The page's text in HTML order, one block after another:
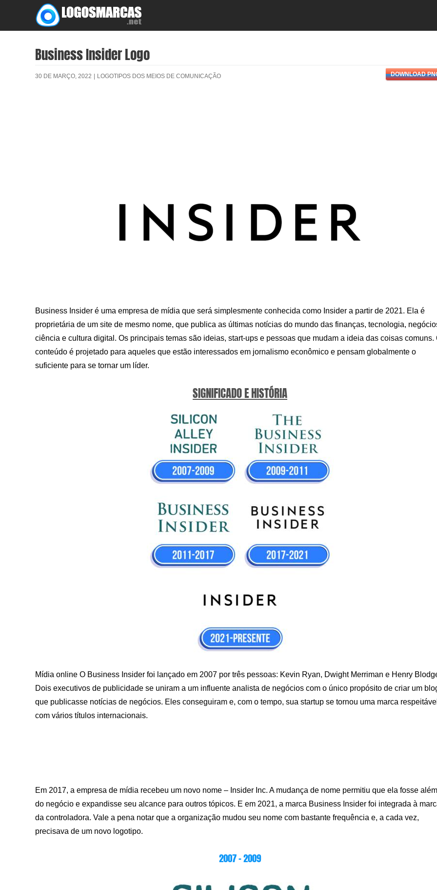
content
Business Insider Logo
30 DE MARÇO, 2022 | LOGOTIPOS DOS MEIOS DE COMUNICAÇÃO DOWNLOAD
Business Insider é uma empresa de mídia que será simplesmente conhecida como Insider a partir de 2021. Ela é
proprietária de um site de mesmo nome, que publica as últimas notícias do mundo das finanças, tecnologia,
ciência e cultura digital. Os principais temas são ideias, start-ups e pessoas que mudam a ideia das coisas comuns.
conteúdo é projetado para aqueles que estão interessados ​​em jornalismo econômico e pensam globalmente o
suficiente para se tornar um líder.
SIGNIFICADO E HISTÓRIA
Mídia online O Business Insider foi lançado em 2007 por três pessoas: Kevin Ryan, Dwight Merriman e Henry
Dois executivos de publicidade se uniram a um influente analista de negócios com o único propósito de criar um
que publicasse notícias de negócios. Eles conseguiram e, com o tempo, sua startup se tornou uma marca respeitável
com vários títulos internacionais.
Em 2017, a empresa de mídia recebeu um novo nome – Insider Inc. A mudança de nome permitiu que ela fosse além
do negócio e expandisse seu alcance para outros tópicos. E em 2021, a marca Business Insider foi integrada à
da controladora. Vale a pena notar que a organização mudou seu nome com bastante frequência e, a cada vez,
precisava de um novo logotipo.
2007 – 2009